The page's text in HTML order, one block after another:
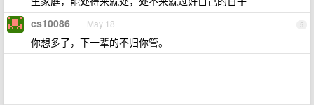
5
cs10086 May 18
你想多了，下一辈的不归你管。